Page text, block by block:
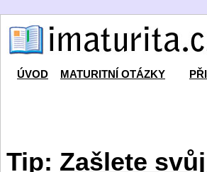
ÚVOD MATURITNÍ OTÁZKY
Tip: Zašlete